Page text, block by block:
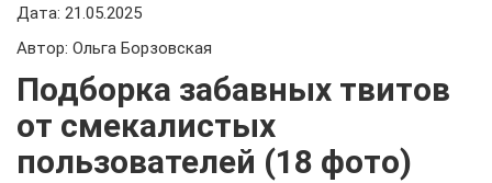
Дата: 21.05.2025
Автор: Ольга Борзовская
Подборка забавных твитов
от смекалистых
пользователей (18 фото)